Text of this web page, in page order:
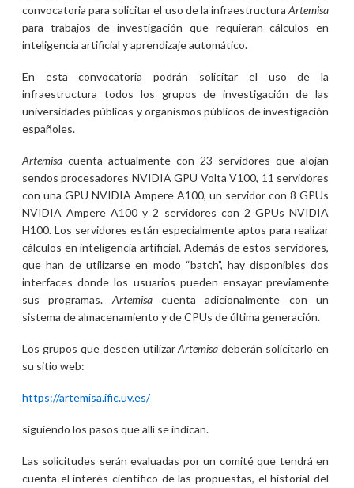
convocatoria para solicitar el uso de la infraestructuraArtemisa
para trabajos de investigación que requieran cálculos en
inteligencia artificial y aprendizaje automático.
En esta convocatoria podrán solicitar el uso de la
infraestructura todos los grupos de investigación de las
universidades públicas y organismos públicos de investigación
españoles.
Artemisacuenta actualmente con 23 servidores que alojan
sendos procesadores NVIDIA GPU Volta V100, 11 servidores
con una GPU NVIDIA Ampere A100, un servidor con 8 GPUs
NVIDIA Ampere A100 y 2 servidores con 2 GPUs NVIDIA
H100. Los servidores están especialmente aptos para realizar
cálculos en inteligencia artificial. Además de estos servidores,
que han de utilizarse en modo “batch”, hay disponibles dos
interfaces donde los usuarios pueden ensayar previamente
sus programas. Artemisacuenta adicionalmente con un
sistema de almacenamiento y de CPUs de última generación.
Los grupos que deseen utilizarArtemisa deberán solicitarlo en
su sitio web:
https://artemisa.ific.uv.es/
siguiendo los pasos que allí se indican.
Las solicitudes serán evaluadas por un comité que tendrá en
cuenta el interés científico de las propuestas, el historial del